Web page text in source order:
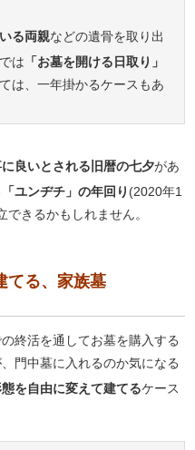
る両親などの遺骨を取り出
は 「お墓を開ける日取り」
は、一年掛かるケースもあ
良いとされる旧暦の七夕があ
「ユンヂチ」の年回り (2020年1
きるかもしれません。
てる、家族墓
終活を通してお墓を購入する
門中墓に入れるのか気になる
を自由に変えて建てるケース